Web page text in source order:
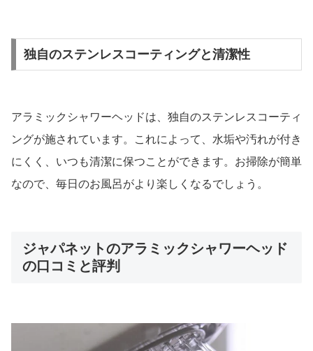
独自のステンレスコーティングと清潔性
アラミックシャワーヘッドは、独自のステンレスコーティ
ングが施されています。これによって、水垢や汚れが付き
にくく、いつも清潔に保つことができます。お掃除が簡単
なので、毎日のお風呂がより楽しくなるでしょう。
ジャパネットのアラミックシャワーヘッド
の口コミと評判